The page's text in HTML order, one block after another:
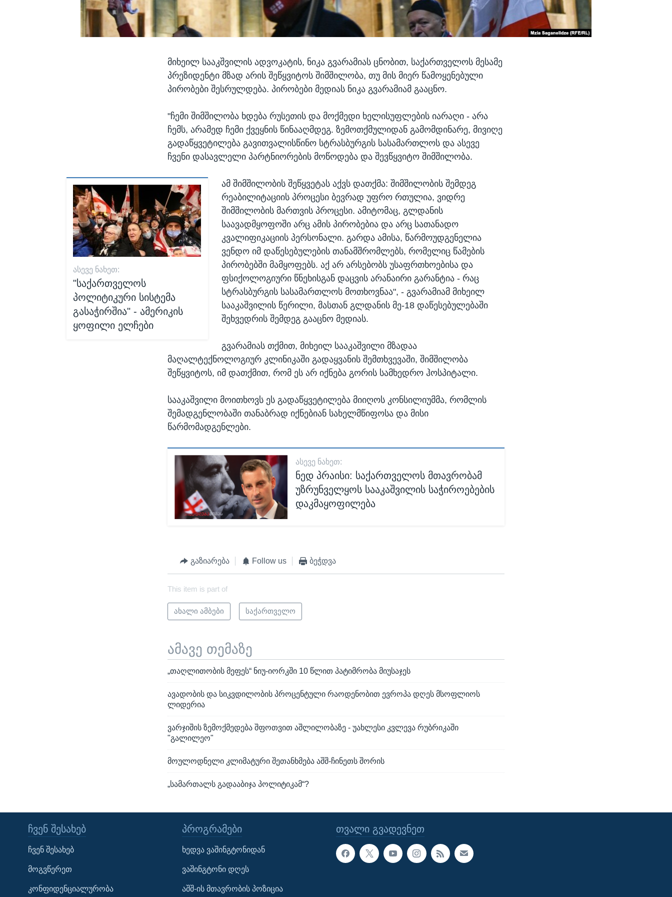
Learning English
ᲗᲕᲐᲚᲘ ᲒᲕᲐᲓᲔᲕᲜᲔᲗ
მიხეილ სააკშვილის ადვოკატის, ნიკა გვარამიას ცნობით, საქართველოს მესამე
პრეზიდენტი მზად არის შეწყვიტოს შიმშილობა, თუ მის მიერ წამოყენებული
პირობები შესრულდება. პირობები მედიას ნიკა გვარამიამ გააცნო.
"ჩემი შიმშილობა ხდება რუსეთის და მოქმედი ხელისუფლების იარაღი - არა
ჩემს, არამედ ჩემი ქვეყნის წინააღმდეგ. ზემოთქმულიდან გამომდინარე, მივიღე
გადაწყვეტილება გავითვალისწინო სტრასბურგის სასამართლოს და ასევე
ჩვენი დასავლელი პარტნიორების მოწოდება და შევწყვიტო შიმშილობა.
ᲐᲡᲔᲕᲔ ᲜᲐᲮᲔᲗ:
"საქართველოს
პოლიტიკური სისტემა
გასაჭირშია" - ამერიკის
ყოფილი ელჩები
ამ შიმშილობის შეწყვეტას აქვს დათქმა: შიმშილობის შემდეგ
რეაბილიტაციის პროცესი ბევრად უფრო რთულია, ვიდრე
შიმშილობის მართვის პროცესი. ამიტომაც, გლდანის
საავადმყოფოში არც ამის პირობებია და არც სათანადო
კვალიფიკაციის პერსონალი. გარდა ამისა, წარმოუდგენელია
ვენდო იმ დაწესებულების თანამშრომლებს, რომელიც წამების
პირობებში მამყოფებს. აქ არ არსებობს უსაფრთხოებისა და
ფსიქოლოგიური წნეხისგან დაცვის არანაირი გარანტია - რაც
სტრასბურგის სასამართლოს მოთხოვნაა", - გვარამიამ მიხეილ
სააკაშვილის წერილი, მასთან გლდანის მე-18 დაწესებულებაში
შეხვედრის შემდეგ გააცნო მედიას.
გვარამიას თქმით, მიხეილ სააკაშვილი მზადაა ​
მაღალტექნოლოგიურ კლინიკაში გადაყვანის შემთხვევაში, შიმშილობა
შეწყვიტოს, იმ დათქმით, რომ ეს არ იქნება გორის სამხედრო ჰოსპიტალი.
სააკაშვილი მოითხოვს ეს გადაწყვეტილება მიიღოს კონსილიუმმა, რომლის
შემადგენლობაში თანაბრად იქნებიან სახელმწიფოსა და მისი
წარმომადგენლები.
ᲐᲡᲔᲕᲔ ᲜᲐᲮᲔᲗ:
ნედ პრაისი: საქართველოს მთავრობამ
უზრუნველყოს სააკაშვილის საჭიროებების
დაკმაყოფილება
გაზიარება Follow us ბეჭდვა
This item is part of
ახალი ამბები საქართველო
ამავე თემაზე
„თაღლითობის მეფეს“ ნიუ-იორკში 10 წლით პატიმრობა მიუსაჯეს
ავადობის და სიკვდილობის პროცენტული რაოდენობით ევროპა დღეს მსოფლიოს
ლიდერია
ვარჯიშის ზემოქმედება შფოთვით აშლილობაზე - უახლესი კვლევა რუბრიკაში
"გალილეო"
მოულოდნელი კლიმატური შეთანხმება აშშ-ჩინეთს შორის
„სამართალს გადააბიჯა პოლიტიკამ“?
ᲗᲕᲐᲚᲘ ᲒᲕᲐᲓᲔᲕᲜᲔᲗ
ᲩᲕᲔᲜ ᲨᲔᲡᲐᲮᲔᲑ
ჩვენ შესახებ
მოგვწერეთ
კონფიდენციალურობა
ᲞᲠᲝᲒᲠᲐᲛᲔᲑᲘ
ხედვა ვაშინგტონიდან
ვაშინგტონი დღეს
აშშ-ის მთავრობის პოზიცია